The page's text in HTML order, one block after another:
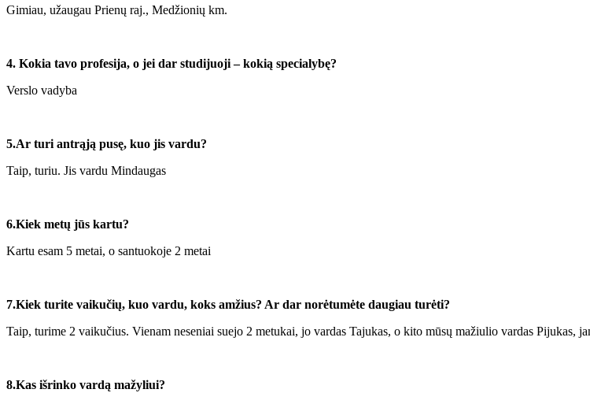
Gimiau, užaugau Prienų raj., Medžionių km.
4. Kokia tavo profesija, o jei dar studijuoji – kokią specialybę?
Verslo vadyba
5.Ar turi antrąją pusę, kuo jis vardu?
Taip, turiu. Jis vardu Mindaugas
6.Kiek metų jūs kartu?
Kartu esam 5 metai, o santuokoje 2 metai
7.Kiek turite vaikučių, kuo vardu, koks amžius? Ar dar norėtumėte daugiau turėti?
Taip, turime 2 vaikučius. Vienam neseniai suejo 2 metukai, jo vardas Tajukas, o kito mūsų mažiulio vardas Pijukas,
8.Kas išrinko vardą mažyliui?